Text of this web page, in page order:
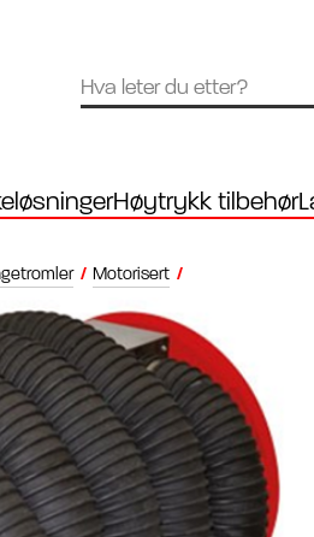
Høytrykk tilbehør
/ Motorisert /